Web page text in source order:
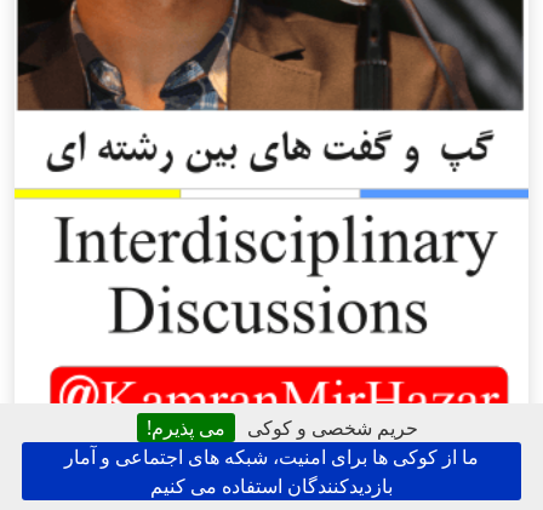
حریم شخصی و کوکی
می پذیرم!
ما از کوکی ها برای امنیت، شبکه های اجتماعی و آمار
بازدیدکنندگان استفاده می کنیم